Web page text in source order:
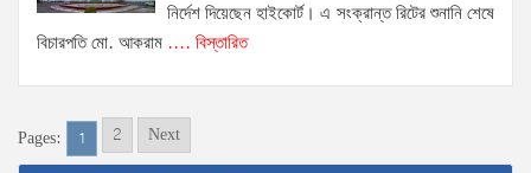
নির্দেশ দিয়েছেন হাইকোর্ট। এ সংক্রান্ত রিটের শুনানি শেষে
বিচারপতি মো. আকরাম .... বিস্তারিত
Pages: 1 2 Next